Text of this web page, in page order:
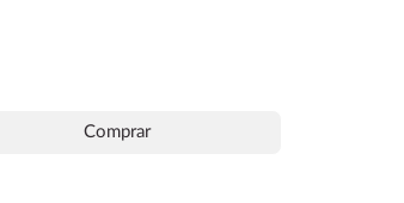
Comprar